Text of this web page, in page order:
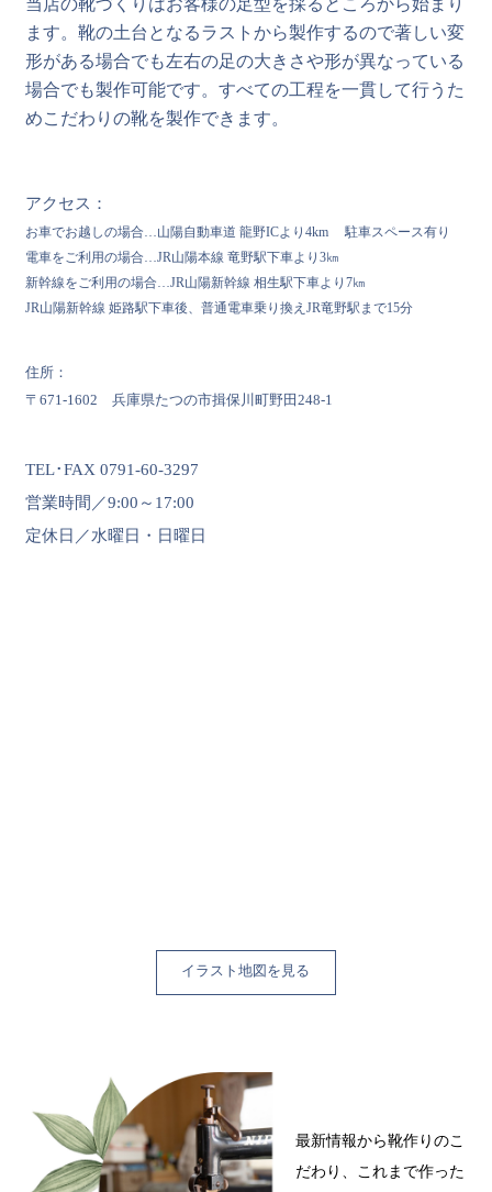
ます。靴の土台となるラストから製作するので著しい変
形がある場合でも左右の足の大きさや形が異なっている
場合でも製作可能です。すべての工程を一貫して行うた
めこだわりの靴を製作できます。
アクセス：
お車でお越しの場合…山陽自動車道 龍野ICより4km 駐車スペース有り
電車をご利用の場合…JR山陽本線 竜野駅下車より3㎞
新幹線をご利用の場合…JR山陽新幹線 相生駅下車より7㎞
JR山陽新幹線 姫路駅下車後、普通電車乗り換えJR竜野駅まで15分
住所：
〒671-1602 兵庫県たつの市揖保川町野田248-1
TEL･FAX 0791-60-3297
営業時間／9:00～17:00
定休日／水曜日・日曜日
イラスト地図を見る
最新情報から靴作りのこ
だわり、これまで作った